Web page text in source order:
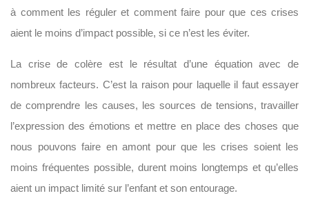
à comment les réguler et comment faire pour que ces crises
aient le moins d’impact possible, si ce n’est les éviter.
La crise de colère est le résultat d’une équation avec de
nombreux facteurs. C’est la raison pour laquelle il faut essayer
de comprendre les causes, les sources de tensions, travailler
l’expression des émotions et mettre en place des choses que
nous pouvons faire en amont pour que les crises soient les
moins fréquentes possible, durent moins longtemps et qu’elles
aient un impact limité sur l’enfant et son entourage.